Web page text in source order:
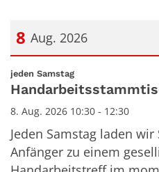
8 Aug. 2026
Datum: 8. August 2026
jeden Samstag:
8. Aug. 2026 10:30 - 12:30
Jeden Samstag laden
Anfänger zu einem